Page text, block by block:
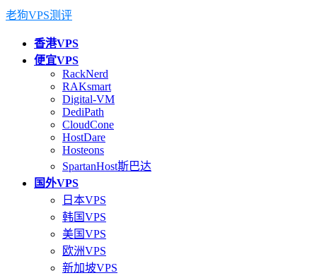
老狗VPS测评
香港VPS
便宜VPS
RackNerd
RAKsmart
Digital-VM
DediPath
CloudCone
HostDare
Hosteons
SpartanHost斯巴达
国外VPS
日本VPS
韩国VPS
美国VPS
欧洲VPS
新加坡VPS